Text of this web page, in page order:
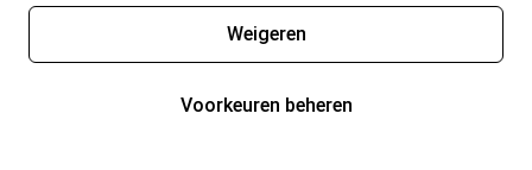
Weigeren
Voorkeuren beheren